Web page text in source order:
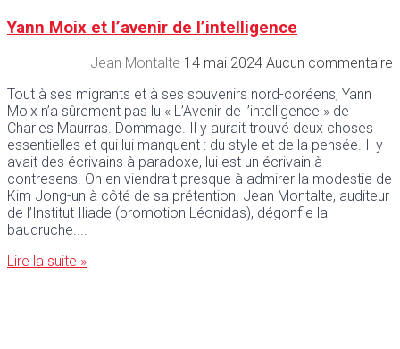
Yann Moix et l’avenir de l’intelligence
Jean Montalte 14 mai 2024 Aucun commentaire
Tout à ses migrants et à ses souvenirs nord-coréens, Yann
Moix n’a sûrement pas lu « L’Avenir de l’intelligence » de
Charles Maurras. Dommage. Il y aurait trouvé deux choses
essentielles et qui lui manquent : du style et de la pensée. Il y
avait des écrivains à paradoxe, lui est un écrivain à
contresens. On en viendrait presque à admirer la modestie de
Kim Jong-un à côté de sa prétention. Jean Montalte, auditeur
de l’Institut Iliade (promotion Léonidas), dégonfle la
baudruche.
Lire la suite »